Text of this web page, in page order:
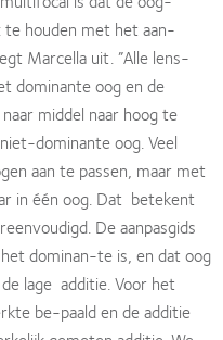
te houden met het aan-
Marcella uit. ”Alle lens-
dominante oog en de
middel naar hoog te
dominante oog. Veel
aan te passen, maar met
in één oog. Dat betekent
De aanpasgids
dominan-te is, en dat oog
lage additie. Voor het
be-paald en de additie